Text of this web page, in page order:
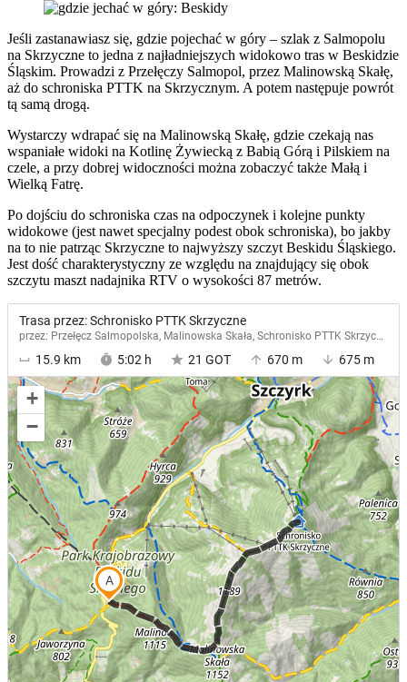
Jeśli zastanawiasz się, gdzie pojechać w góry – szlak z Salmopolu
na Skrzyczne to jedna z najładniejszych widokowo tras w Beskidzie
Śląskim. Prowadzi z Przełęczy Salmopol, przez Malinowską Skałę,
aż do schroniska PTTK na Skrzycznym. A potem następuje powrót
tą samą drogą.
Wystarczy wdrapać się na Malinowską Skałę, gdzie czekają nas
wspaniałe widoki na Kotlinę Żywiecką z Babią Górą i Pilskiem na
czele, a przy dobrej widoczności można zobaczyć także Małą i
Wielką Fatrę.
Po dojściu do schroniska czas na odpoczynek i kolejne punkty
widokowe (jest nawet specjalny podest obok schroniska), bo jakby
na to nie patrząc Skrzyczne to najwyższy szczyt Beskidu Śląskiego.
Jest dość charakterystyczny ze względu na znajdujący się obok
szczytu maszt nadajnika RTV o wysokości 87 metrów.